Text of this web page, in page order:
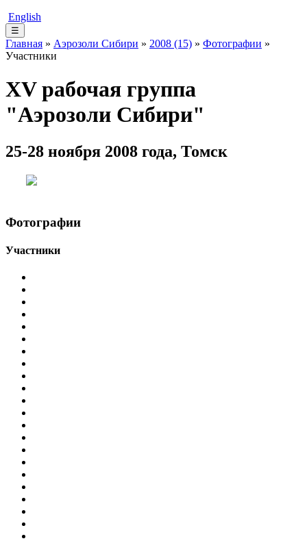
English
☰
Главная » Аэрозоли Сибири » 2008 (15) » Фотографии »
Участники
XV рабочая группа
"Аэрозоли Сибири"
25-28 ноября 2008 года, Томск
Фотографии
Участники